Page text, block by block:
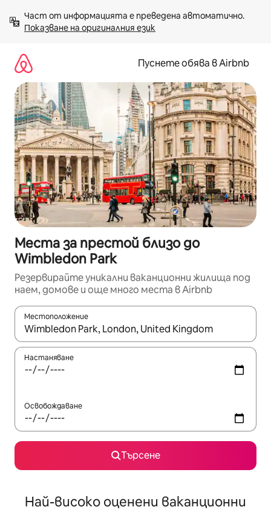
към
съдържанието
Показване на оригиналния език
Пуснете обява в Airbnb
Места за престой близо до
Wimbledon Park
Резервирайте уникални ваканционни жилища под
наем, домове и още много места в Airbnb
Местоположение
Когато резултатите се покажат, използвайте
Настаняване
Освобождаване
Търсене
Най-високо оценени ваканционни